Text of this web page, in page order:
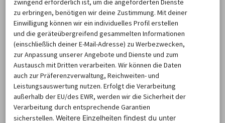
Interrent
Centauro
Locauto
Avis
Welche sind die meistgewählten
Zusatzleistungen bei einer
Mietwagen-Buchung in Rom?
zu erbringen, benötigen wir deine Zustimmung. Mit deiner
Einwilligung können wir ein individuelles Profil erstellen
und die geräteübergreifend gesammelten Informationen
(einschließlich deiner E-Mail-Adresse) zu Werbezwecken,
zur Anpassung unserer Angebote und Dienste und zum
Austausch mit Dritten verarbeiten. Wir können die Daten
auch zur Präferenzverwaltung, Reichweiten- und
Leistungsauswertung nutzen. Erfolgt die Verarbeitung
außerhalb der EU/des EWR, werden wir die Sicherheit der
Verarbeitung durch entsprechende Garantien
sicherstellen.Weitere Einzelheiten findest du unter